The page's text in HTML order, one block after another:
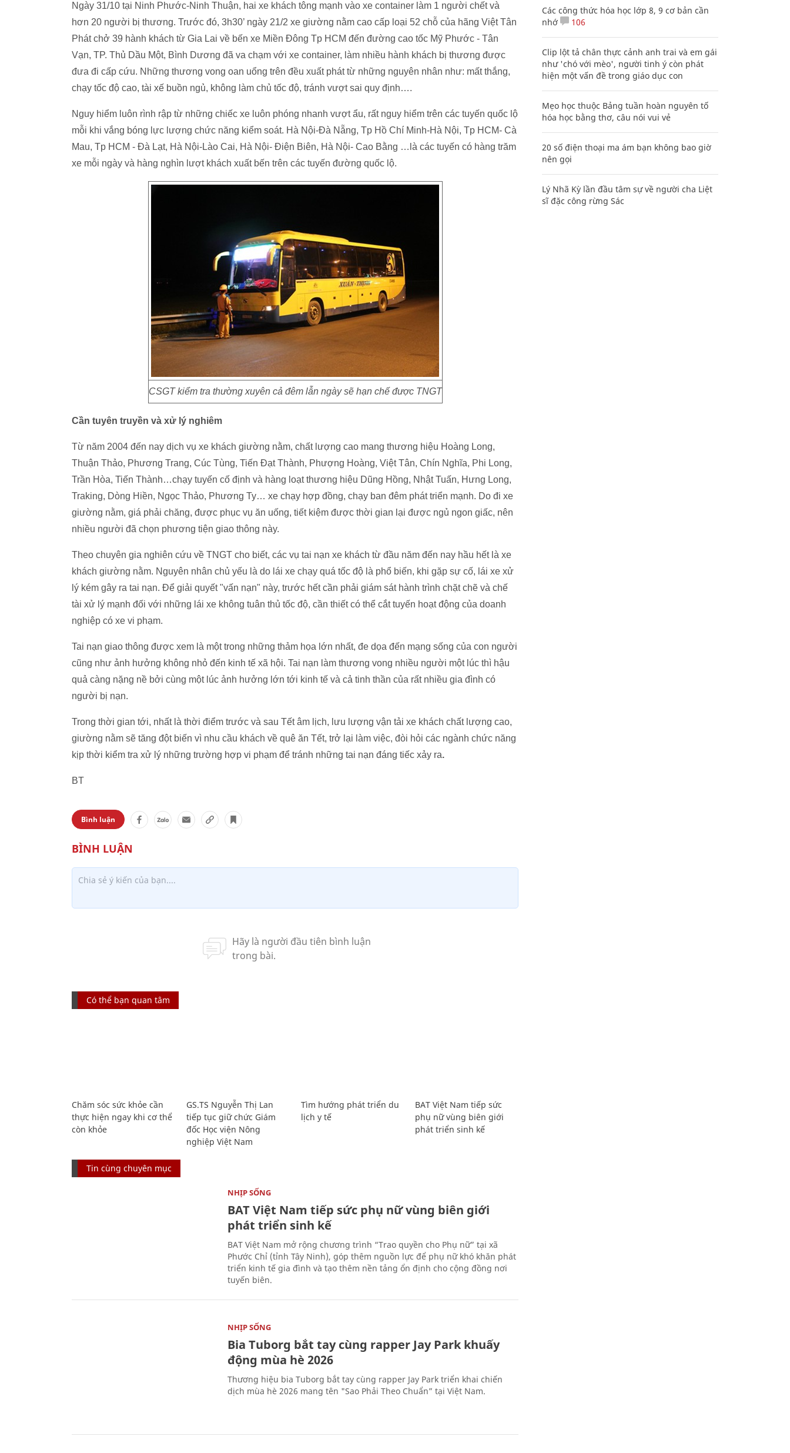
Ngày 31/10 tại Ninh Phước-Ninh Thuận, hai xe khách tông mạnh vào xe container làm 1 người chết và
hơn 20 người bị thương. Trước đó, 3h30’ ngày 21/2 xe giường nằm cao cấp loại 52 chỗ của hãng Việt Tân
Phát chở 39 hành khách từ Gia Lai về bến xe Miền Đông Tp HCM đến đường cao tốc Mỹ Phước - Tân
Vạn, TP. Thủ Dầu Một, Bình Dương đã va chạm với xe container, làm nhiều hành khách bị thương được
đưa đi cấp cứu. Những thương vong oan uổng trên đều xuất phát từ những nguyên nhân như: mất thắng,
chạy tốc độ cao, tài xế buồn ngủ, không làm chủ tốc độ, tránh vượt sai quy định….
Nguy hiểm luôn rình rập từ những chiếc xe luôn phóng nhanh vượt ẩu, rất nguy hiểm trên các tuyến quốc lộ
mỗi khi vắng bóng lực lượng chức năng kiểm soát. Hà Nội-Đà Nẵng, Tp Hồ Chí Minh-Hà Nội, Tp HCM- Cà
Mau, Tp HCM - Đà Lạt, Hà Nội-Lào Cai, Hà Nội- Điện Biên, Hà Nội- Cao Bằng …là các tuyến có hàng trăm
xe mỗi ngày và hàng nghìn lượt khách xuất bến trên các tuyến đường quốc lộ.
CSGT kiểm tra thường xuyên cả đêm lẫn ngày sẽ hạn chế được TNGT
Cần tuyên truyền và xử lý nghiêm
Từ năm 2004 đến nay dịch vụ xe khách giường nằm, chất lượng cao mang thương hiệu Hoàng Long,
Thuận Thảo, Phương Trang, Cúc Tùng, Tiến Đạt Thành, Phượng Hoàng, Việt Tân, Chín Nghĩa, Phi Long,
Trần Hòa, Tiến Thành…chạy tuyến cố định và hàng loạt thương hiệu Dũng Hồng, Nhật Tuấn, Hưng Long,
Traking, Dòng Hiền, Ngọc Thảo, Phương Ty… xe chạy hợp đồng, chạy ban đêm phát triển mạnh. Do đi xe
giường nằm, giá phải chăng, được phục vụ ăn uống, tiết kiệm được thời gian lại được ngủ ngon giấc, nên
nhiều người đã chọn phương tiện giao thông này.
Theo chuyên gia nghiên cứu về TNGT cho biết, các vụ tai nạn xe khách từ đầu năm đến nay hầu hết là xe
khách giường nằm. Nguyên nhân chủ yếu là do lái xe chạy quá tốc độ là phổ biến, khi gặp sự cố, lái xe xử
lý kém gây ra tai nạn. Để giải quyết "vấn nạn" này, trước hết cần phải giám sát hành trình chặt chẽ và chế
tài xử lý mạnh đối với những lái xe không tuân thủ tốc độ, cần thiết có thể cắt tuyến hoạt động của doanh
nghiệp có xe vi phạm.
Tai nạn giao thông được xem là một trong những thảm họa lớn nhất, đe dọa đến mạng sống của con người
cũng như ảnh hưởng không nhỏ đến kinh tế xã hội. Tai nạn làm thương vong nhiều người một lúc thì hậu
quả càng nặng nề bởi cùng một lúc ảnh hưởng lớn tới kinh tế và cả tinh thần của rất nhiều gia đình có
người bị nạn.
Trong thời gian tới, nhất là thời điểm trước và sau Tết âm lịch, lưu lượng vận tải xe khách chất lượng cao,
giường nằm sẽ tăng đột biến vì nhu cầu khách về quê ăn Tết, trở lại làm việc, đòi hỏi các ngành chức năng
kịp thời kiểm tra xử lý những trường hợp vi phạm để tránh những tai nạn đáng tiếc xảy ra.
BT
Bình luận
Có thể bạn quan tâm
Chăm sóc sức khỏe cần
thực hiện ngay khi cơ thể
còn khỏe
GS.TS Nguyễn Thị Lan
tiếp tục giữ chức Giám
đốc Học viện Nông
nghiệp Việt Nam
Tìm hướng phát triển du
lịch y tế
BAT Việt Nam tiếp sức
phụ nữ vùng biên giới
phát triển sinh kế
Tin cùng chuyên mục
NHỊP SỐNG
BAT Việt Nam tiếp sức phụ nữ vùng biên giới
phát triển sinh kế
BAT Việt Nam mở rộng chương trình “Trao quyền cho Phụ nữ” tại xã
Phước Chỉ (tỉnh Tây Ninh), góp thêm nguồn lực để phụ nữ khó khăn phát
triển kinh tế gia đình và tạo thêm nền tảng ổn định cho cộng đồng nơi
tuyến biên.
NHỊP SỐNG
Bia Tuborg bắt tay cùng rapper Jay Park khuấy
động mùa hè 2026
Thương hiệu bia Tuborg bắt tay cùng rapper Jay Park triển khai chiến
dịch mùa hè 2026 mang tên "Sao Phải Theo Chuẩn” tại Việt Nam.
Các công thức hóa học lớp 8, 9 cơ bản cần
nhớ
106
Clip lột tả chân thực cảnh anh trai và em gái
như 'chó với mèo', người tinh ý còn phát
hiện một vấn đề trong giáo dục con
Mẹo học thuộc Bảng tuần hoàn nguyên tố
hóa học bằng thơ, câu nói vui vẻ
20 số điện thoại ma ám bạn không bao giờ
nên gọi
Lý Nhã Kỳ lần đầu tâm sự về người cha Liệt
sĩ đặc công rừng Sác